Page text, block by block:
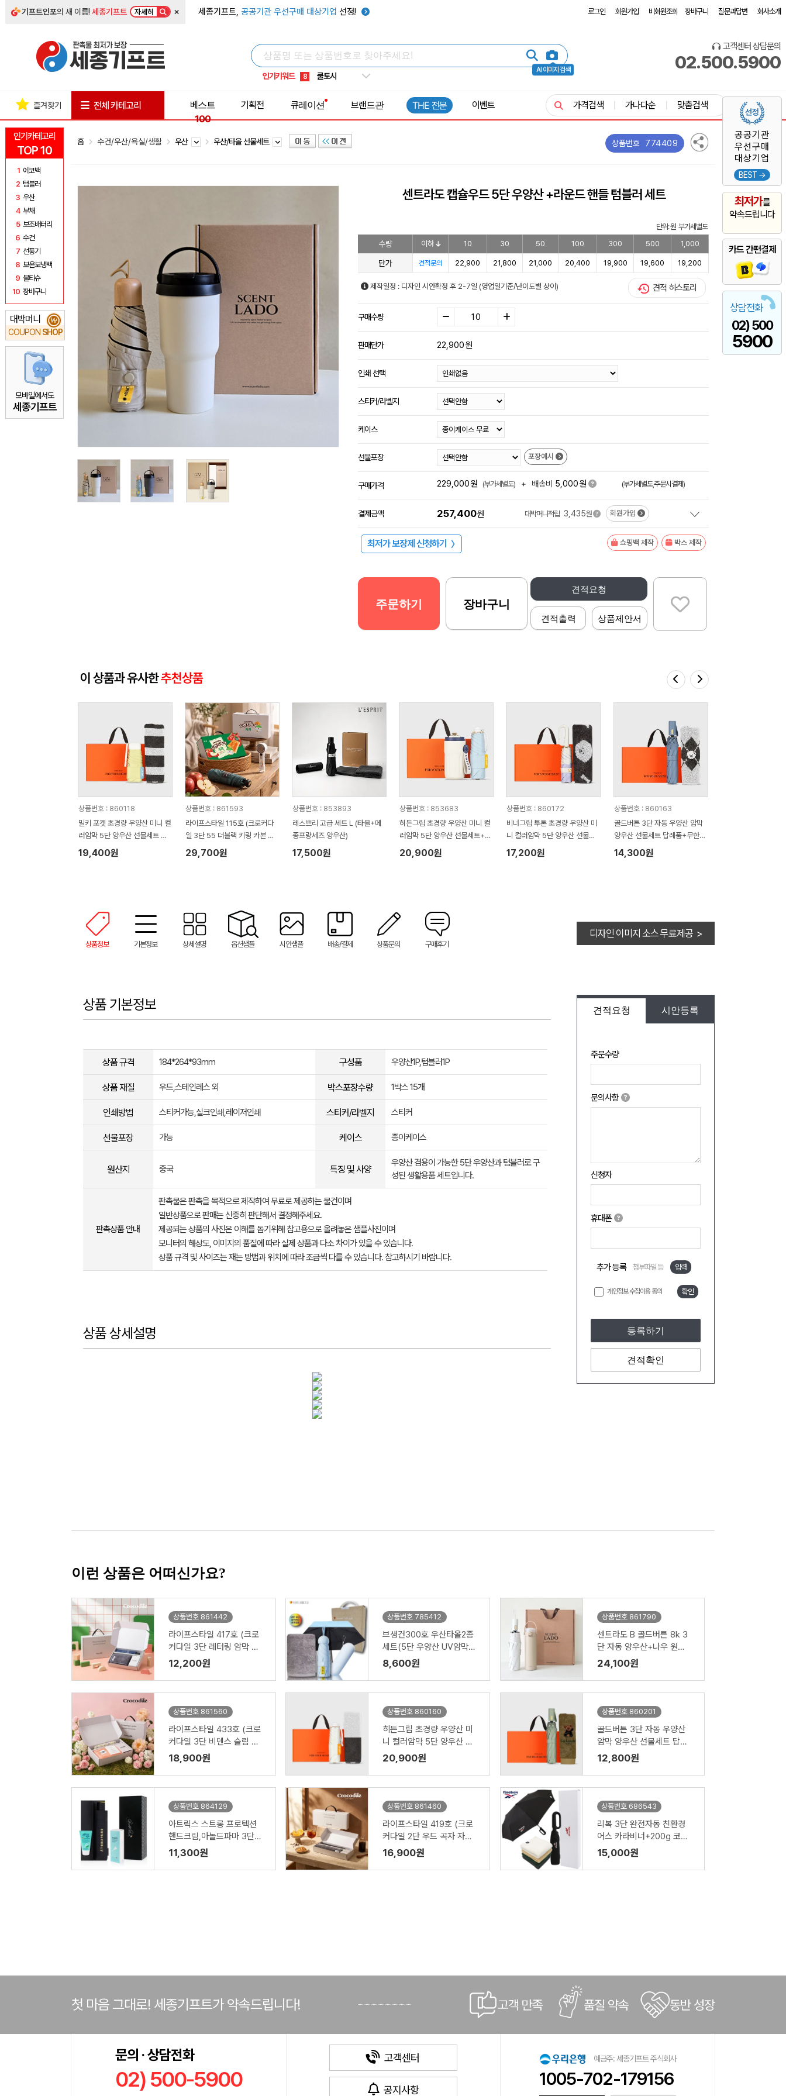
기프트인포의 새 이름!세종기프트 자세히 × 세종기프트, 공공기관 우선구매 대상기업 선정! 로그인 회원가입 비회원조회 장바구니 질문과답변 회사소개
AI 이미지 검색
인기키워드
5 키캡
8 쿨토시
9 넥쿨러
1 선풍기
고객센터 상담문의
02.500.5900
인기카테고리
TOP 10
1 에코백
2 텀블러
3 우산
4 부채
5 보조배터리
6 수건
7 선풍기
8 보온보냉백
9 물티슈
10 장바구니
대박머니
COUPON SHOP
₩
모바일에서도
세종기프트
공공기관
우선구매
대상기업
BEST →
최저가를
약속드립니다
카드 간편결제
상담전화
02) 500
5900
즐겨찾기 전체 카테고리
베스트
100
기획전 큐레이션 브랜드관 THE 전문 이벤트 가격검색 가나다순 맞춤검색
홈 수건/우산/욕실/생활 우산 우산/타올 선물세트 상품번호 774409
센트라도 캡슐우드 5단 우양산 +라운드 핸들 텀블러 세트
단위: 원 부가세별도
수량 이하 10 30 50 100 300 500 1,000
단가 견적문의 22,900 21,800 21,000 20,400 19,900 19,600 19,200
제작일정 : 디자인 시안확정 후 2-7일 (영업일기준/난이도별 상이) 견적 히스토리
구매수량
판매단가 22,900원
인쇄 선택
스티커/라벨지
케이스
선물포장 포장예시
구매가격 229,000원 (부가세별도) + 배송비 5,000원 (부가세별도,주문시결제)
결제금액 257,400원 대박머니적립 3,435원 회원가입
최저가 보장제 신청하기 〉 쇼핑백 제작 박스 제작
견적요청
견적출력 상품제안서
주문하기 장바구니
이 상품과 유사한추천상품
상품번호 : 860118
밀키 포켓 초경량 우양산 미니 컬
러암막 5단 양우산 선물세트 답
례품+무한타올세트 그레이 모달
180g 수건세트
19,400원
상품번호 : 861593
라이프스타일 115호 (크로커다
일 3단 55 더블랙 키링 카본 슬
림 암막 양우산 VIP+쿨링선풍
29,700원
상품번호 : 853893
레스쁘리 고급 세트 L (타올+메
종프랑세즈 양우산)
17,500원
상품번호 : 853683
히든그립 초경량 우양산 미니 컬
러암막 5단 양우산 선물세트+LE
D디지털 온도계 스트랩 스텐텀
블러 460ml
20,900원
상품번호 : 860172
비너그립 투톤 초경량 우양산 미
니 컬러암막 5단 양우산 선물세
트+무한타올세트 푸들이 40수 1
50g 수건세트
17,200원
상품번호 : 860163
골드버튼 3단 자동 우양산 암막
양우산 선물세트 답례품+무한타
올세트 푸들이 40수 150g 수건
세트
14,300원
상품정보 기본정보 상세설명 옵션샘플 시안샘플 배송/결제 상품문의 구매후기
디자인 이미지 소스 무료제공 >
견적요청 시안등록
주문수량
문의사항
신청자
휴대폰
추가 등록 첨부파일 등 입력
개인정보 수집이용 동의 확인
등록하기
견적확인
상품 기본정보
상품 규격 184*264*93mm 구성품 우양산1P,텀블러1P
상품 재질 우드,스테인레스 외 박스포장수량 1박스 15개
인쇄방법 스티커가능,실크인쇄,레이저인쇄 스티커/라벨지 스티커
선물포장 가능 케이스 종이케이스
원산지 중국 특징 및 사양
우양산 겸용이 가능한 5단 우양산과 텀블러로 구
성된 생활용품 세트입니다.
판촉상품 안내
판촉물은 판촉을 목적으로 제작하여 무료로 제공하는 물건이며
일반상품으로 판매는 신중히 판단해서 결정해주세요.
제공되는 상품의 사진은 이해를 돕기위해 참고용으로 올려놓은 샘플사진이며
모니터의 해상도, 이미지의 품질에 따라 실제 상품과 다소 차이가 있을 수 있습니다.
상품 규격 및 사이즈는 재는 방법과 위치에 따라 조금씩 다를 수 있습니다. 참고하시기 바랍니다.
상품 상세설명
이런 상품은 어떠신가요?
상품번호 861442
라이프스타일 417호 (크로
커다일 3단 레터링 암막 전
자동 우산 VIP+심플 타올 1
50g)
12,200원
상품번호 785412
브생건300호 우산타올2종
세트(5단 우양산 UV암막우
산+고려황제170g국산호텔
수건)
8,600원
상품번호 861790
센트라도 B 골드버튼 8k 3
단 자동 양우산+나우 원터
치텀블러 500ml 세트
24,100원
상품번호 861560
라이프스타일 433호 (크로
커다일 3단 비덴스 슬림 암
막 우양산 VIP+시그니처 타
올 220g)
18,900원
상품번호 860160
히든그립 초경량 우양산 미
니 컬러암막 5단 양우산 선
물세트 답례품+무한타올세
트 그레이 모달 180g 수건
세트
20,900원
상품번호 860201
골드버튼 3단 자동 우양산
암막 양우산 선물세트 답례
품+무한타올세트 기라로쉬
베어 140g 수건세트
12,800원
상품번호 864129
아트릭스 스트롱 프로텍션
핸드크림,아놀드파마 3단수
동솔리드 우산세트
11,300원
상품번호 861460
라이프스타일 419호 (크로
커다일 2단 우드 곡자 자동
우산 VIP+심플 타올 150g)
16,900원
상품번호 686543
리복 3단 완전자동 친환경
어스 카라비너+200g 코마
사타올 세트
15,000원
첫 마음 그대로! 세종기프트가 약속드립니다! 고객 만족 품질 약속 동반 성장
문의 · 상담전화
02) 500-5900
고객센터
공지사항
예금주: 세종기프트 주식회사
1005-702-179156